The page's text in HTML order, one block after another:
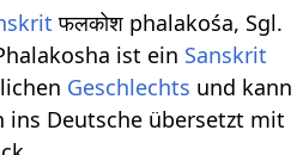
फलकोश phalakośa, Sgl.
ist ein Sanskrit
Geschlechts und kann
ins Deutsche übersetzt mit